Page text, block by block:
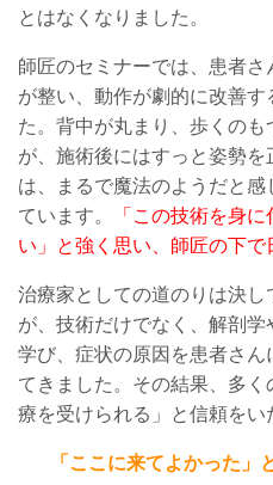
とはなくなりました。
師匠のセミナーでは、患者
が整い、動作が劇的に改善
た。背中が丸まり、歩くの
が、施術後にはすっと姿勢
は、まるで魔法のようだと感
ています。
「この技術を身
い」と強く思い、師匠の下
治療家としての道のりは決
が 、技術だけでなく、 解剖学
学び、症状の原因を患者さ
てきました。その結果、多
療を受けられる」と信頼をい
「ここに来てよかった」